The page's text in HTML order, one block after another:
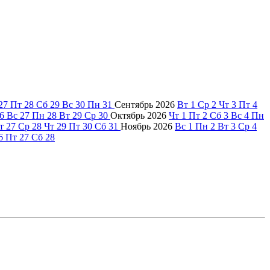
Пт 28 Сб 29 Вс 30 Пн 31 Сентябрь 2026 Вт 1 Ср 2 Чт 3 Пт 4
Вс 27 Пн 28 Вт 29 Ср 30 Октябрь 2026 Чт 1 Пт 2 Сб 3 Вс 4 Пн
27 Ср 28 Чт 29 Пт 30 Сб 31 Ноябрь 2026 Вс 1 Пн 2 Вт 3 Ср 4
Пт 27 Сб 28